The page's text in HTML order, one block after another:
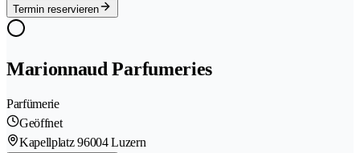
Termin reservieren
Marionnaud Parfumeries
Parfümerie
Geöffnet
Kapellplatz 96004 Luzern